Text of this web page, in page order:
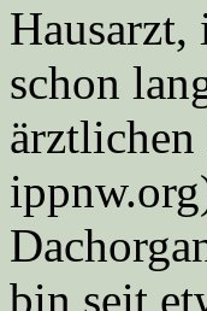
schon
bin seit